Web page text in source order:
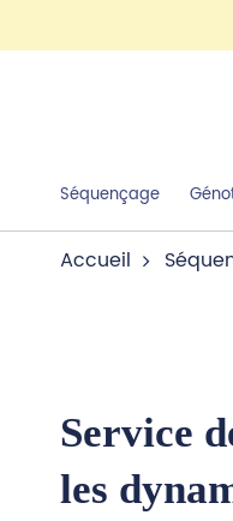
Séquençage
Accueil
Service
les